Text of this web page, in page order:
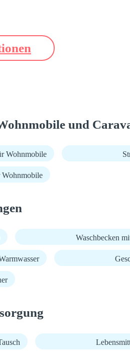
und
Wohnmobile
Wohnmobile
Waschbecken